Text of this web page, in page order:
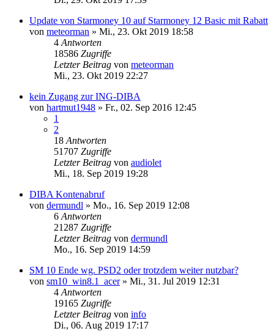
Update von Starmoney 10 auf Starmoney 12 Basic mit Rabatt
von meteorman » Mi., 23. Okt 2019 18:58
4 Antworten
18586 Zugriffe
Letzter Beitrag von meteorman
Mi., 23. Okt 2019 22:27
kein Zugang zur ING-DIBA
von hartmut1948 » Fr., 02. Sep 2016 12:45
1
2
18 Antworten
51707 Zugriffe
Letzter Beitrag von audiolet
Mi., 18. Sep 2019 19:28
DIBA Kontenabruf
von dermundl » Mo., 16. Sep 2019 12:08
6 Antworten
21287 Zugriffe
Letzter Beitrag von dermundl
Mo., 16. Sep 2019 14:59
SM 10 Ende wg. PSD2 oder trotzdem weiter nutzbar?
von sm10_win8.1_acer» Mi., 31. Jul 2019 12:31
4 Antworten
19165 Zugriffe
Letzter Beitrag von info
Di., 06. Aug 2019 17:17